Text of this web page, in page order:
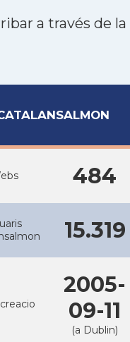
a través de la
484
15.319
2005-
09-11
(a Dublin)